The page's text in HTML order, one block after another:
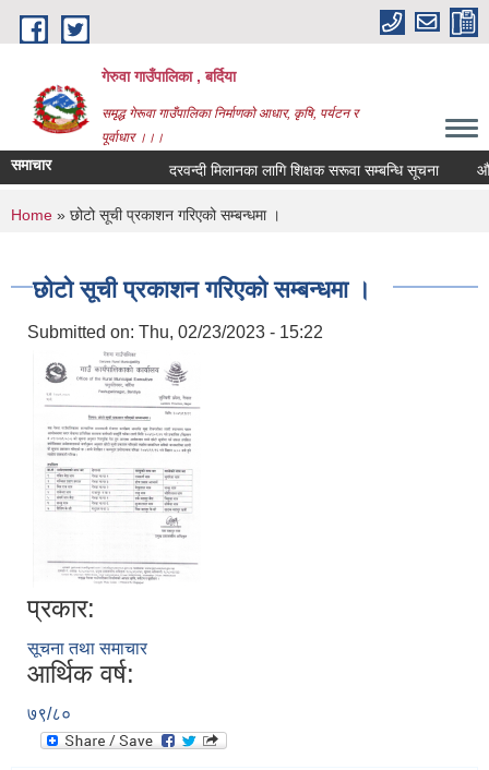
Skip to main content
गेरुवा गाउँपालिका , बर्दिया
समृद्ध गेरूवा गाउँपालिका निर्माणको आधार, कृषि, पर्यटन र
पूर्वाधार ।।।
समाचार दरवन्दी मिलानका लागि शिक्षक सरूवा सम्बन्धि सूचना
You are here
Home » छोटो सूची प्रकाशन गरिएको सम्बन्धमा ।
छोटो सूची प्रकाशन गरिएको सम्बन्धमा ।
Submitted on: Thu, 02/23/2023 - 15:22
प्रकार:
सूचना तथा समाचार
आर्थिक वर्ष:
७९/८०